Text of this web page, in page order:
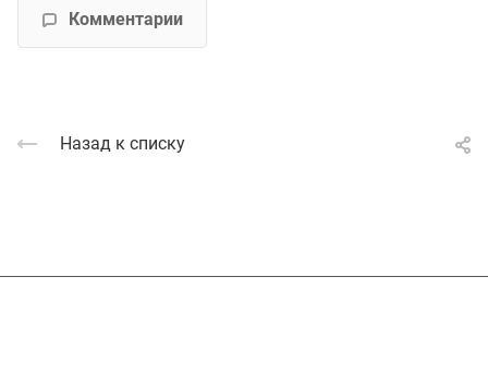
Комментарии
Назад к списку